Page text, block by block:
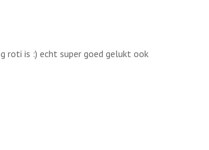
roti is :) echt super goed gelukt ook